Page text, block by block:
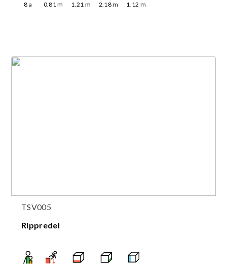
8 a 0.81m 1.21 m 2.18m 1.12 m
TSV005
Rippredel